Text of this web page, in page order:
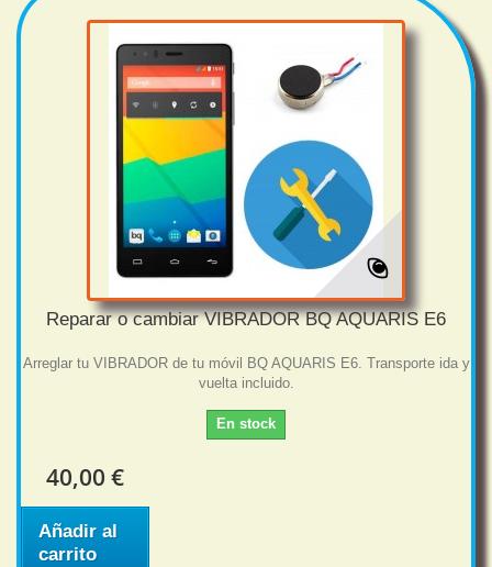
Reparar o cambiar VIBRADOR BQ AQUARIS E6
Arreglar tu VIBRADOR de tu móvil BQ AQUARIS E6. Transporte ida y
vuelta incluido.
En stock
40,00 €
Añadir al
carrito